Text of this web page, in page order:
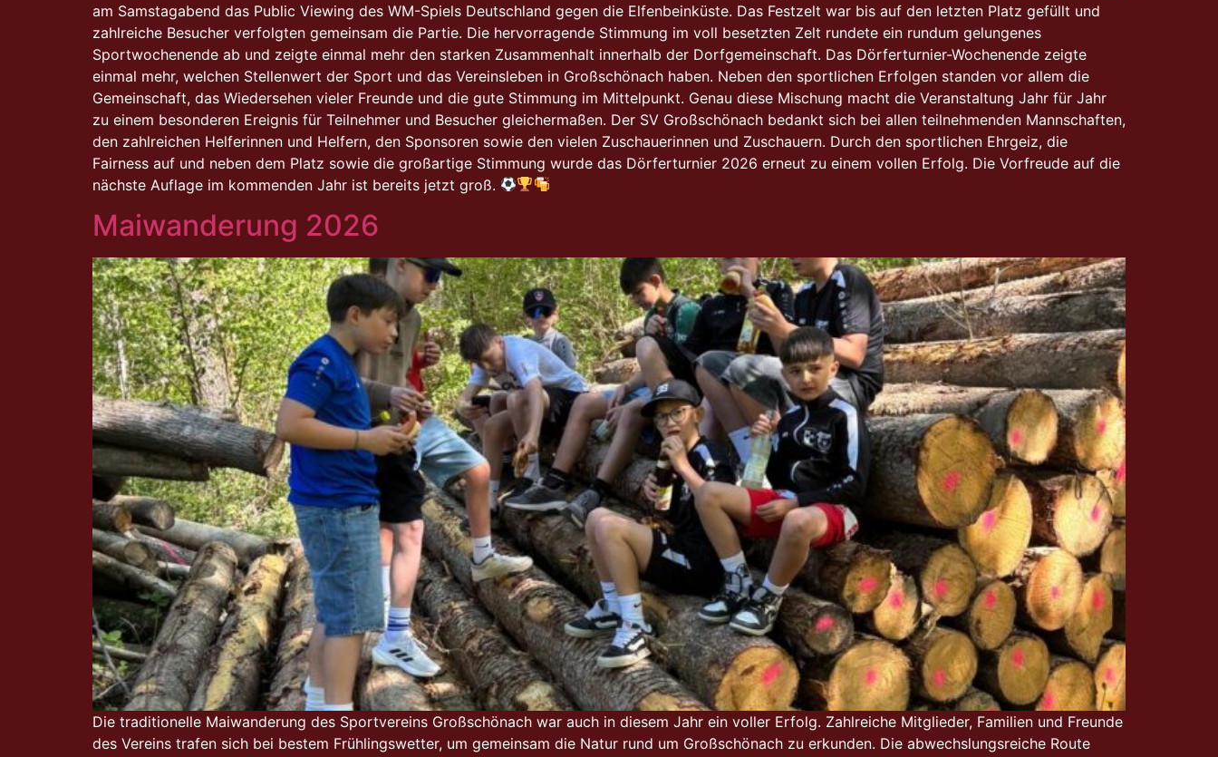
am Samstagabend das Public Viewing des WM-Spiels Deutschland gegen die Elfenbeinküste. Das Festzelt war bis auf den letzten Platz gefüllt und
zahlreiche Besucher verfolgten gemeinsam die Partie. Die hervorragende Stimmung im voll besetzten Zelt rundete ein rundum gelungenes
Sportwochenende ab und zeigte einmal mehr den starken Zusammenhalt innerhalb der Dorfgemeinschaft. Das Dörferturnier-Wochenende zeigte
einmal mehr, welchen Stellenwert der Sport und das Vereinsleben in Großschönach haben. Neben den sportlichen Erfolgen standen vor allem die
Gemeinschaft, das Wiedersehen vieler Freunde und die gute Stimmung im Mittelpunkt. Genau diese Mischung macht die Veranstaltung Jahr für Jahr
zu einem besonderen Ereignis für Teilnehmer und Besucher gleichermaßen. Der SV Großschönach bedankt sich bei allen teilnehmenden Mannschaften,
den zahlreichen Helferinnen und Helfern, den Sponsoren sowie den vielen Zuschauerinnen und Zuschauern. Durch den sportlichen Ehrgeiz, die
Fairness auf und neben dem Platz sowie die großartige Stimmung wurde das Dörferturnier 2026 erneut zu einem vollen Erfolg. Die Vorfreude auf die
nächste Auflage im kommenden Jahr ist bereits jetzt groß.
Maiwanderung 2026
Die traditionelle Maiwanderung des Sportvereins Großschönach war auch in diesem Jahr ein voller Erfolg. Zahlreiche Mitglieder, Familien und Freunde
des Vereins trafen sich bei bestem Frühlingswetter, um gemeinsam die Natur rund um Großschönach zu erkunden. Die abwechslungsreiche Route